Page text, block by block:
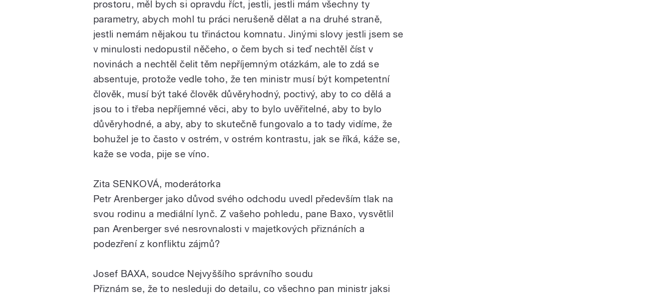
prostoru, měl bych si opravdu říct, jestli, jestli mám všechny ty
parametry, abych mohl tu práci nerušeně dělat a na druhé straně,
jestli nemám nějakou tu třináctou komnatu. Jinými slovy jestli jsem se
v minulosti nedopustil něčeho, o čem bych si teď nechtěl číst v
novinách a nechtěl čelit těm nepříjemným otázkám, ale to zdá se
absentuje, protože vedle toho, že ten ministr musí být kompetentní
člověk, musí být také člověk důvěryhodný, poctivý, aby to co dělá a
jsou to i třeba nepříjemné věci, aby to bylo uvěřitelné, aby to bylo
důvěryhodné, a aby, aby to skutečně fungovalo a to tady vidíme, že
bohužel je to často v ostrém, v ostrém kontrastu, jak se říká, káže se,
kaže se voda, pije se víno.
Zita SENKOVÁ, moderátorka
Petr Arenberger jako důvod svého odchodu uvedl především tlak na
svou rodinu a mediální lynč. Z vašeho pohledu, pane Baxo, vysvětlil
pan Arenberger své nesrovnalosti v majetkových přiznáních a
podezření z konfliktu zájmů?
Josef BAXA, soudce Nejvyššího správního soudu
Přiznám se, že to nesleduji do detailu, co všechno pan ministr jaksi